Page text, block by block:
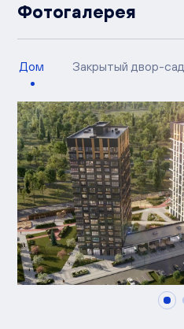
Фотогалерея
Дом Закрытый двор-сад